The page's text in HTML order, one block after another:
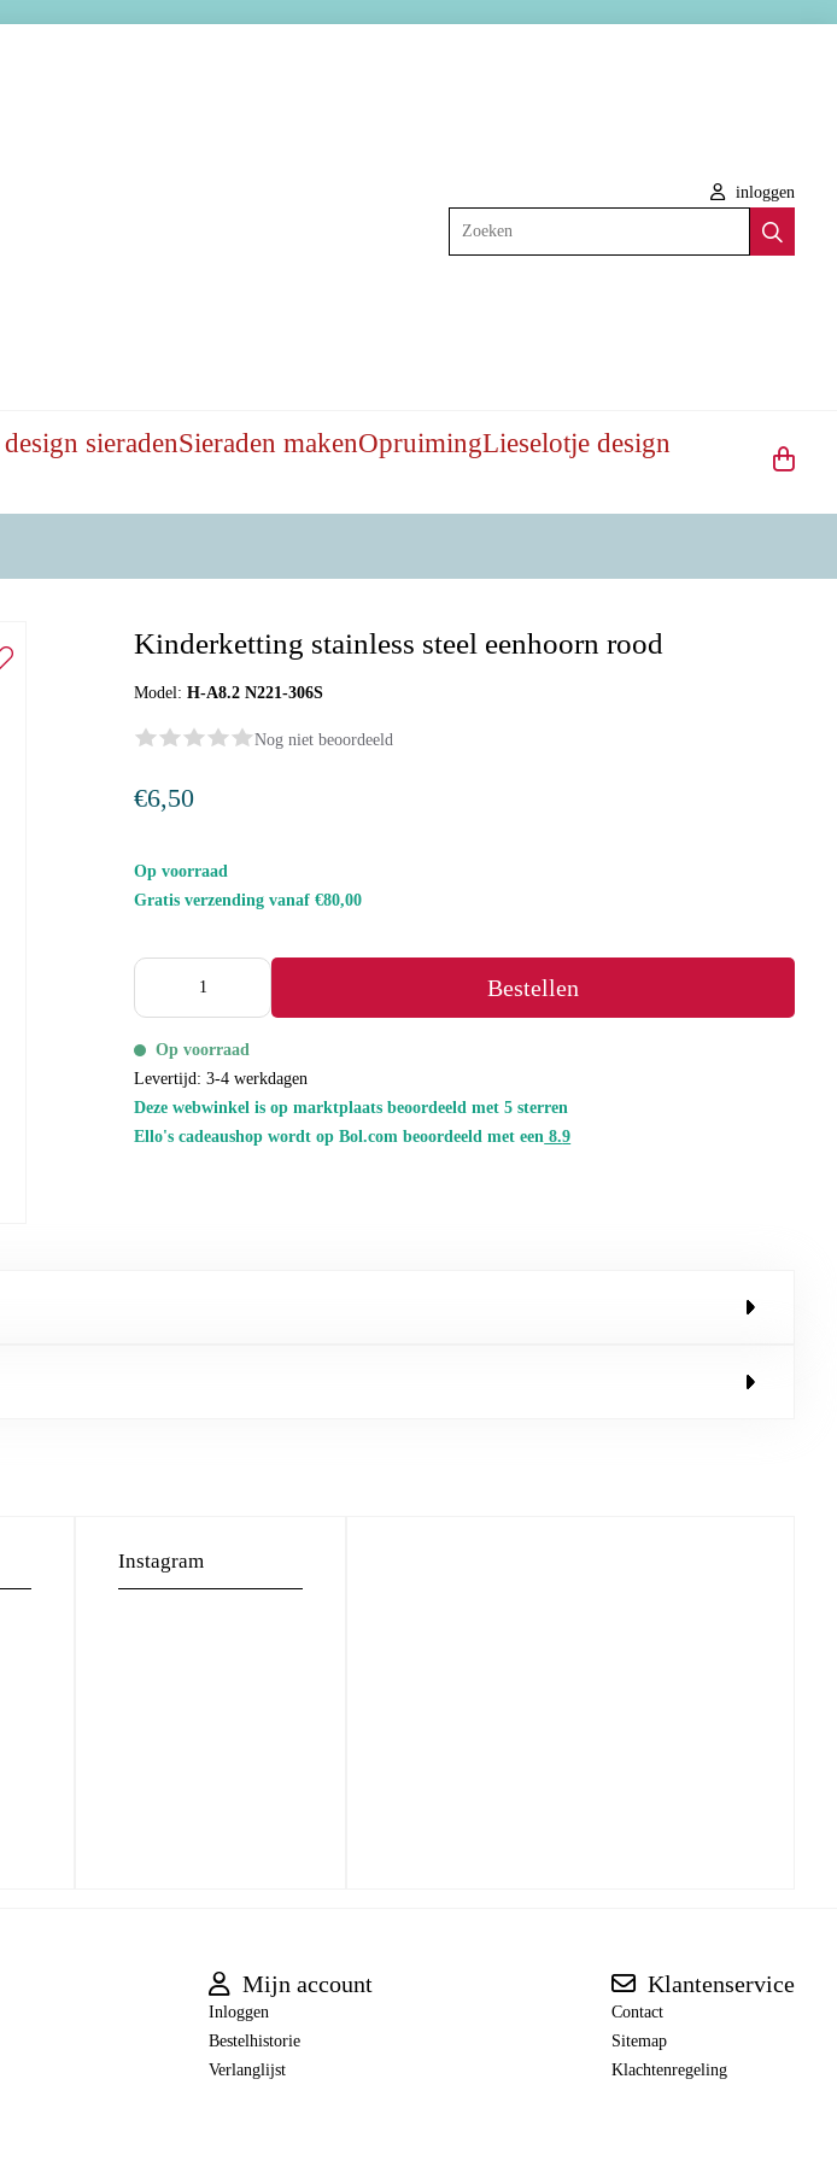
inloggen
Zoeken
sieradenSieraden makenOpruimingLieselotje design
Kinderketting stainless steel eenhoorn rood
Model:H-A8.2 N221-306S
Nog niet beoordeeld
€6,50
Op voorraad
Gratis verzending vanaf €80,00
Bestellen
Op voorraad
Levertijd: 3-4 werkdagen
Deze webwinkel is op marktplaats beoordeeld met 5 sterren
Ello's cadeaushop wordt op Bol.com beoordeeld met een 8.9
Instagram
Mijn account
Inloggen
Bestelhistorie
Verlanglijst
Klantenservice
Contact
Sitemap
Klachtenregeling